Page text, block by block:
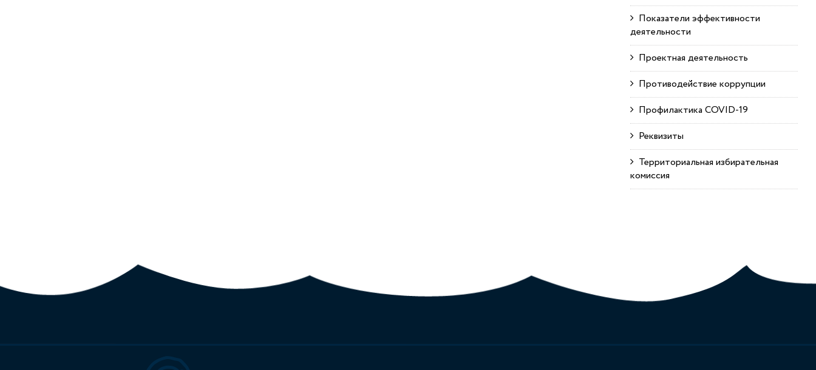
Показатели эффективности
деятельности
Проектная деятельность
Противодействие коррупции
Профилактика COVID-19
Реквизиты
Территориальная избирательная
комиссия